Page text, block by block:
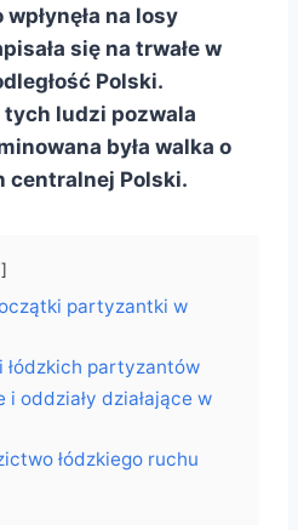
na losy
się na trwałe w
Polski.
ludzi pozwala
była walka o
centralnej Polski.
partyzantki w
łódzkich partyzantów
oddziały działające w
łódzkiego ruchu